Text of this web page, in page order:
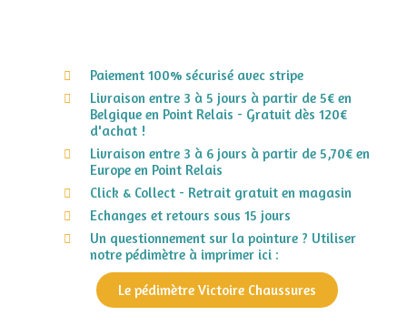
Paiement 100% sécurisé avec stripe
Livraison entre 3 à 5 jours à partir de 5€ en
Belgique en Point Relais - Gratuit dès 120€
d'achat !
Livraison entre 3 à 6 jours à partir de 5,70€ en
Europe en Point Relais
Click & Collect - Retrait gratuit en magasin
Echanges et retours sous 15 jours
Un questionnement sur la pointure ? Utiliser
notre pédimètre à imprimer ici :
Le pédimètre Victoire Chaussures